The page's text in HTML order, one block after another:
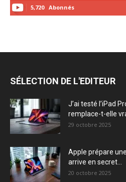
5,720 Abonnés
SÉLECTION DE L'EDITEUR
J’ai testé l’iPad
remplace-t-elle
29 octobre 2025
Apple prépare
arrive en secret...
20 octobre 2025